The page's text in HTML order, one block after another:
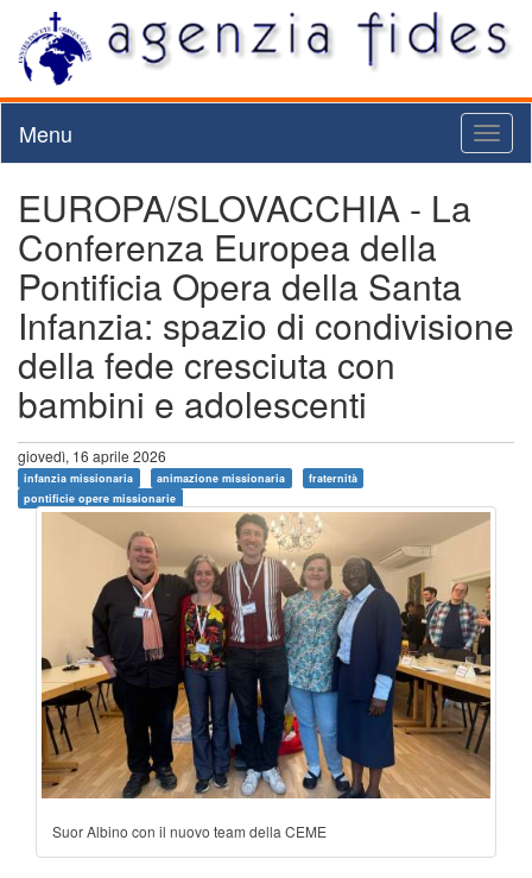
Menu
EUROPA/SLOVACCHIA - La
Conferenza Europea della
Pontificia Opera della Santa
Infanzia: spazio di condivisione
della fede cresciuta con
bambini e adolescenti
giovedì, 16 aprile 2026
infanzia missionaria animazione missionaria
fraternità
pontificie opere missionarie
Suor Albino con il nuovo team della CEME